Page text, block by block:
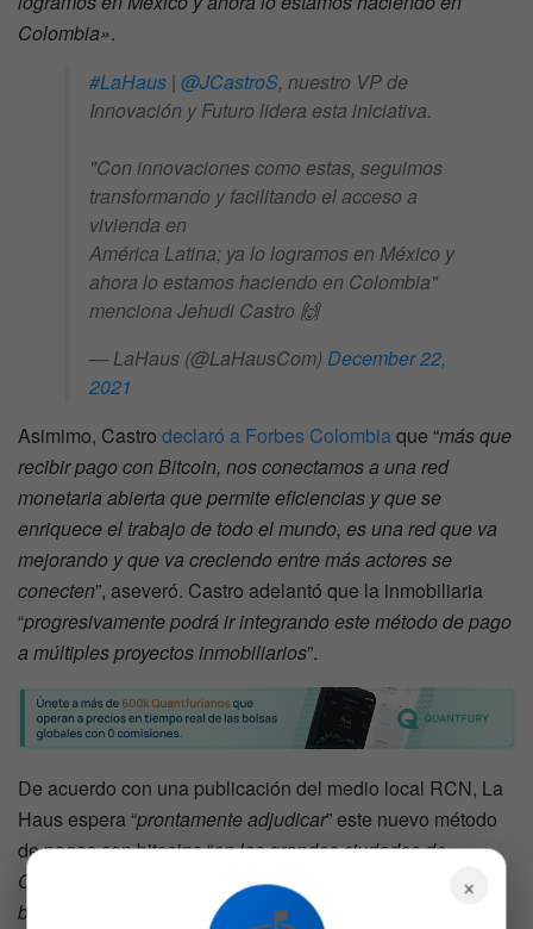
Colombia».
#LaHaus | @JCastroS, nuestro VP de
Innovación y Futuro lidera esta iniciativa.
"Con innovaciones como estas, seguimos
transformando y facilitando el acceso a
vivienda en
América Latina; ya lo logramos en México y
ahora lo estamos haciendo en Colombia"
menciona Jehudi Castro 🙌
— LaHaus (@LaHausCom) December 22,
2021
Asimimo, Castro declaró a Forbes Colombiaque “más que
recibir pago con Bitcoin, nos conectamos a una red
monetaria abierta que permite eficiencias y que se
enriquece el trabajo de todo el mundo, es una red que va
mejorando y que va creciendo entre más actores se
conecten”, aseveró. Castro adelantó que la inmobiliaria
“progresivamente podrá ir integrando este método de pago
a múltiples proyectos inmobiliarios”.
De acuerdo con una publicación del medio local RCN, La
Haus espera “prontamente adjudicar” este nuevo método
de pagos con bitcoins “en las grandes ciudades de
Colombia, como: Bogotá, Cali, Medellín y Barranquilla,
brindando accesibilidad para que las personas puedan
×